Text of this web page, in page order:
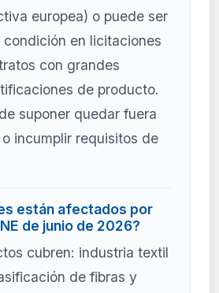
europea) o puede ser
en licitaciones
con grandes
de producto.
suponer quedar fuera
incumplir requisitos de
están afectados por
de junio de 2026?
cubren: industria textil
de fibras y